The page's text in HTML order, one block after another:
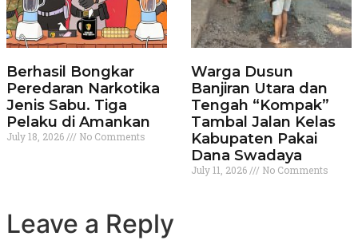
Berhasil Bongkar
Peredaran Narkotika
Jenis Sabu. Tiga
Pelaku di Amankan
July 18, 2026 No Comments
Warga Dusun
Banjiran Utara dan
Tengah “Kompak”
Tambal Jalan Kelas
Kabupaten Pakai
Dana Swadaya
July 11, 2026 No Comments
Leave a Reply